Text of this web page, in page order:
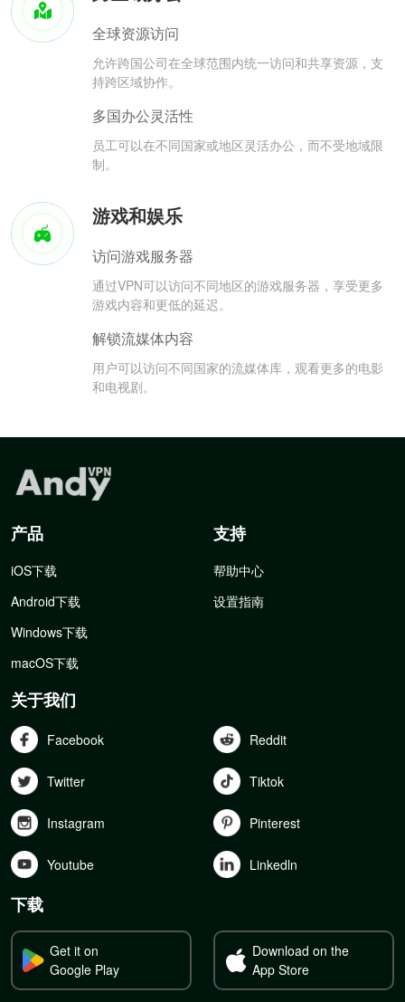
全球资源访问
允许跨国公司在全球范围内统一访问和共享资源，支
持跨区域协作。
多国办公灵活性
员工可以在不同国家或地区灵活办公，而不受地域限
制。
游戏和娱乐
访问游戏服务器
通过VPN可以访问不同地区的游戏服务器，享受更多
游戏内容和更低的延迟。
解锁流媒体内容
用户可以访问不同国家的流媒体库，观看更多的电影
和电视剧。
产品
iOS下载
Android下载
Windows下载
macOS下载
支持
帮助中心
设置指南
关于我们
Facebook Reddit
Twitter Tiktok
Instagram Pinterest
Youtube Linkedln
下载
Get it on
Google Play
Download on the
App Store